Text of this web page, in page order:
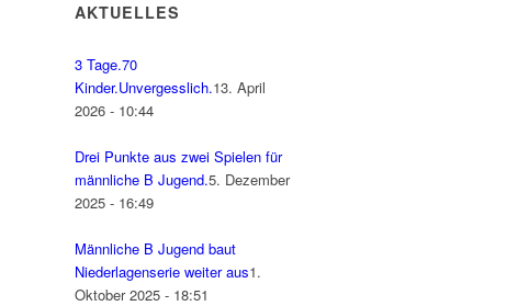
AKTUELLES
3 Tage.70
Kinder.Unvergesslich.13. April
2026 - 10:44
Drei Punkte aus zwei Spielen für
männliche B Jugend.5. Dezember
2025 - 16:49
Männliche B Jugend baut
Niederlagenserie weiter aus1.
Oktober 2025 - 18:51